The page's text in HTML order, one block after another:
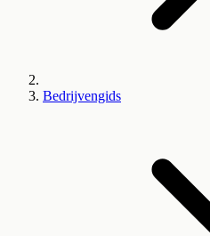
Bedrijvengids